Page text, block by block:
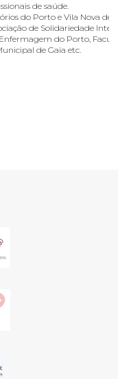
de saúde.
do Porto e Vila Nova de
de Solidariedade
do Porto,
de Gaia etc.